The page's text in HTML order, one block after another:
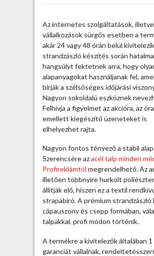
n
d
z
á
s
z
l
ó
k
é
é
p
e
i
z
Az internetes szolgáltatások, illetve
vállalkozások sürgős esetben a
akár 24 vagy 48 órán belül
strandzászló készítés során
hangsúlyt fektetnek arra, hogy
alapanyagokat használjanak fel,
bírják a szélsőséges időjárási
Nagyon sokoldalú eszköznek
Felhívja a figyelmet az akcióra, az
emellett kiegészítő üzeneteket is
elhelyezhet rajta.
Nagyon fontos tényező a stabil
Szerencsére azacél talp minden
Profireklámtól megrendelhető. Az
illetően többnyire hurkolt
állítják elő, hiszen ez a textil
strapabíró. A prémium strandzászló
cápauszony és csepp formában,
talpakkal, profi módon történik.
A termékre a kivitelezők általában 1
garanciát vállalnak,